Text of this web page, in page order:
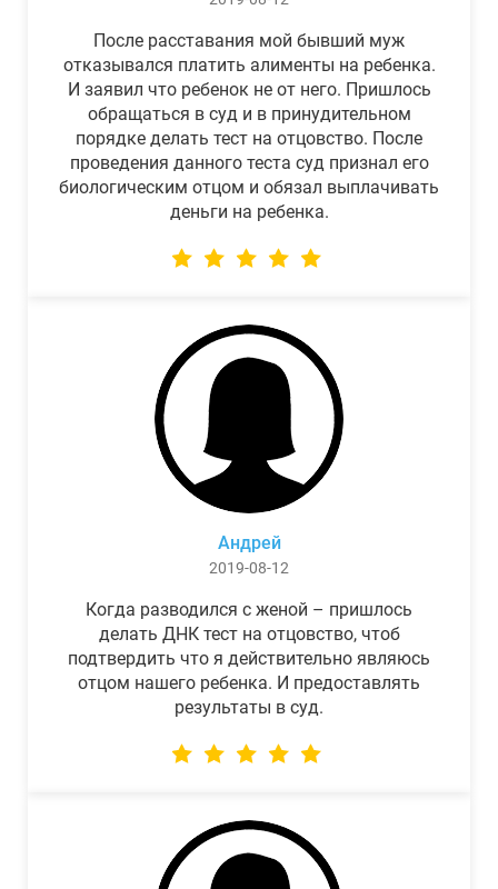
После расставания мой бывший муж
отказывался платить алименты на ребенка.
И заявил что ребенок не от него. Пришлось
обращаться в суд и в принудительном
порядке делать тест на отцовство. После
проведения данного теста суд признал его
биологическим отцом и обязал выплачивать
деньги на ребенка.
Андрей
2019-08-12
Когда разводился с женой – пришлось
делать ДНК тест на отцовство, чтоб
подтвердить что я действительно являюсь
отцом нашего ребенка. И предоставлять
результаты в суд.